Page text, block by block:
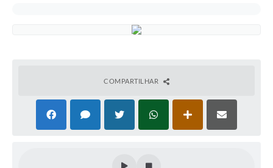
COMPARTILHAR